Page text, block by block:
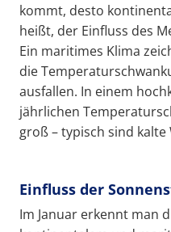
kommt, desto
heißt, der Einfluss des
Ein maritimes Klima
die
ausfallen. In einem
jährlichen
groß – typisch sind
Einfluss der
Im Januar erkennt man